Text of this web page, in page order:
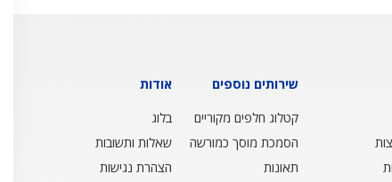
שירותים נוספים
קטלוג חלפים מקוריים
הסמכת מוסך כמורשה
תאונות
אודות
בלוג
שאלות ותשובות
הצהרת נגישות